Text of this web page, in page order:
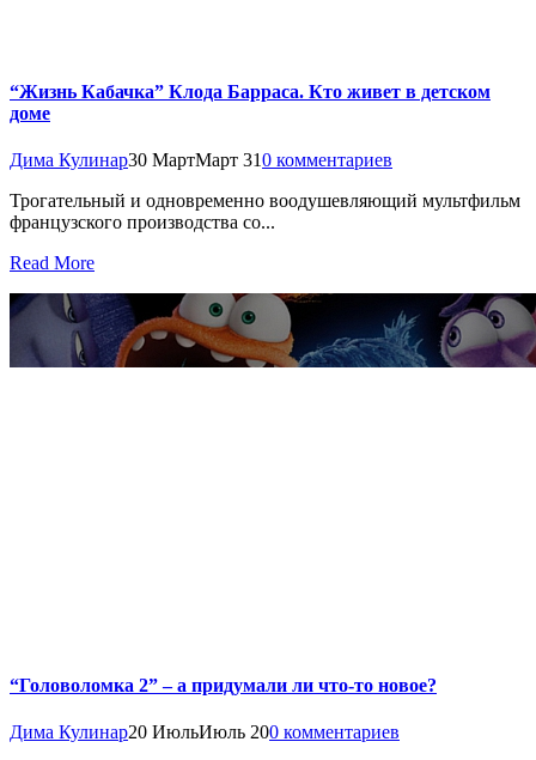
“Жизнь Кабачка” Клода Барраса. Кто живет в детском
доме
Дима Кулинар30 МартМарт 310 комментариев
Трогательный и одновременно воодушевляющий мультфильм
французского производства со...
Read More
“Головоломка 2” – а придумали ли что-то новое?
Дима Кулинар20 ИюльИюль 200 комментариев